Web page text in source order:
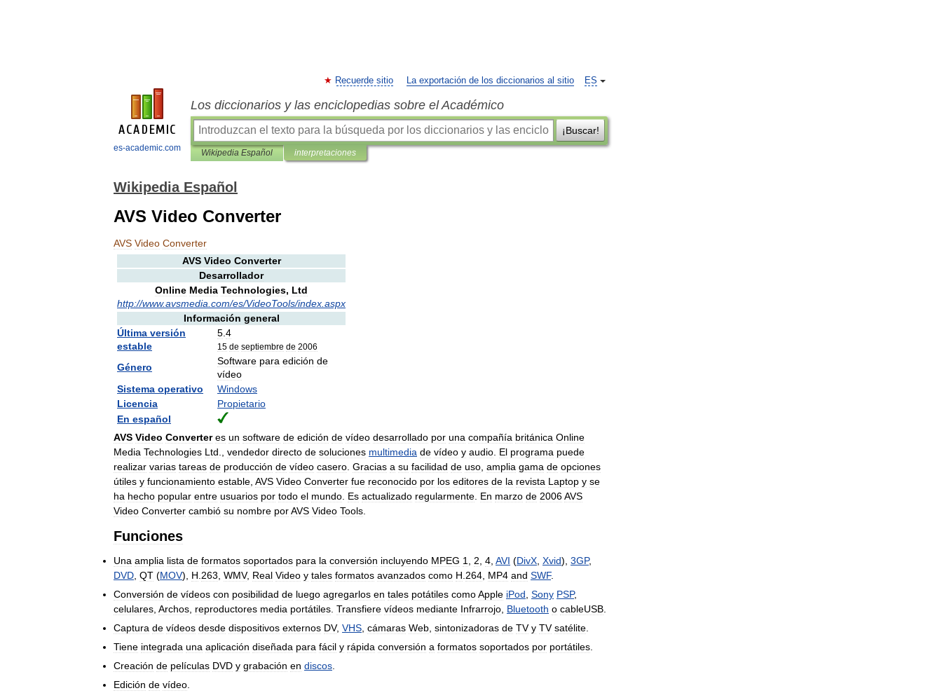
es-academic.com
ES
Recuerde sitio La exportación de los diccionarios al sitio
Los diccionarios y las enciclopedias sobre el Académico
¡Buscar!
Wikipedia Español interpretaciones
Wikipedia Español
AVS Video Converter
AVS Video Converter
AVS Video Converter
Desarrollador
Online Media Technologies, Ltd
http://www.avsmedia com/es/VideoTools/index aspx
Información general
Última versión
estable
5 4
15 de septiembre de 2006
Género
Software para edición de
vídeo
Sistema operativo
Windows
Licencia
Propietario
En español
AVS Video Converter es un software de edición de vídeo desarrollado por una compañía británica Online
Media Technologies Ltd vendedor directo de soluciones multimedia de vídeo y audio El programa puede
realizar varias tareas de producción de vídeo casero Gracias a su facilidad de uso amplia gama de opciones
útiles y funcionamiento estable AVS Video Converter fue reconocido por los editores de la revista Laptop y se
ha hecho popular entre usuarios por todo el mundo Es actualizado regularmente En marzo de 2006AVS
Video Converter cambió su nombre porAVS Video Tools
Funciones
Una amplia lista de formatos soportados para la conversión incluyendo MPEG 1 2 4 AVI (DivX Xvid), 3GP,
DVD QT (MOV), H 263 WMV, Real Video y tales formatos avanzados como H 264 MP4 and SWF.
Conversión de vídeos con posibilidad de luego agregarlos en tales potátiles comoApple iPod Sony PSP,
celulares Archos reproductores media portátiles Transfiere vídeos mediante Infrarrojo Bluetooth o cableUSB
Captura de vídeos desde dispositivos externos DV, VHS cámaras Web sintonizadoras de TV y TV satélite
Tiene integrada una aplicación diseñada para fácil y rápida conversión a formatos soportados por portátiles
Creación de películas DVD y grabación en discos
Edición de vídeo